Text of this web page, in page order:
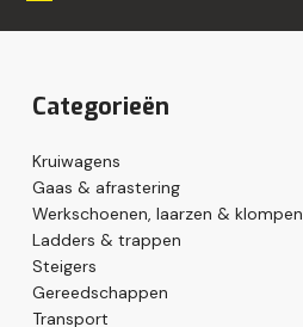
Categorieën
Kruiwagens
Gaas & afrastering
Werkschoenen, laarzen & klompen
Ladders & trappen
Steigers
Gereedschappen
Transport